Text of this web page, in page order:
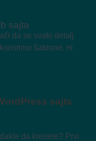
sajta
da se svaki detalj
šablone, ni
sajta
da krenete? Prvi